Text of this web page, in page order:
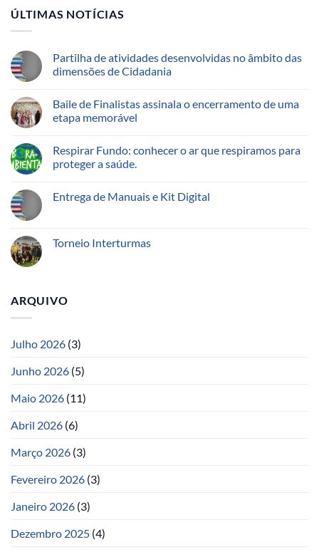
ÚLTIMAS NOTÍCIAS
Partilha de atividades desenvolvidas no âmbito das
dimensões de Cidadania
Baile de Finalistas assinala o encerramento de uma
etapa memorável
Respirar Fundo: conhecer o ar que respiramos para
proteger a saúde.
Entrega de Manuais e Kit Digital
Torneio Interturmas
ARQUIVO
Julho 2026 (3)
Junho 2026 (5)
Maio 2026 (11)
Abril 2026 (6)
Março 2026 (3)
Fevereiro 2026 (3)
Janeiro 2026 (3)
Dezembro 2025 (4)